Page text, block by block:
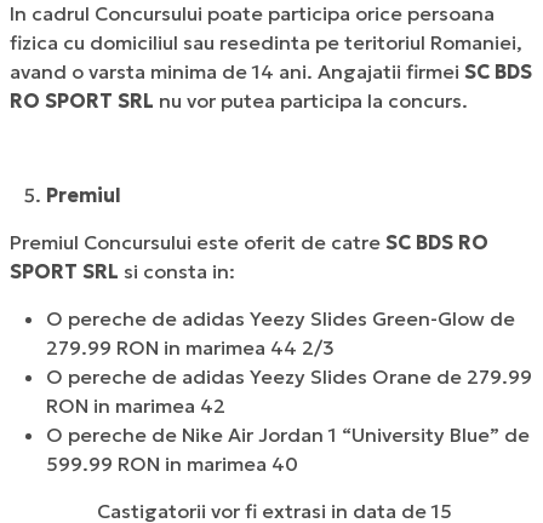
In cadrul Concursului poate participa orice persoana
fizica cu domiciliul sau resedinta pe teritoriul Romaniei,
avand o varsta minima de 14 ani. Angajatii firmei SC BDS
RO SPORT SRL nu vor putea participa la concurs.
Premiul
Premiul Concursului este oferit de catre SC BDS RO
SPORT SRL si consta in:
O pereche de adidas Yeezy Slides Green-Glow de
279.99 RON in marimea 44 2/3
O pereche de adidas Yeezy Slides Orane de 279.99
RON in marimea 42
O pereche de Nike Air Jordan 1 “University Blue” de
599.99 RON in marimea 40
Castigatorii vor fi extrasi in data de 15